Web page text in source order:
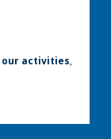
our activities,